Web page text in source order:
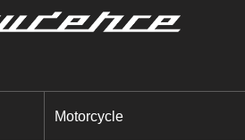
Motorcycle